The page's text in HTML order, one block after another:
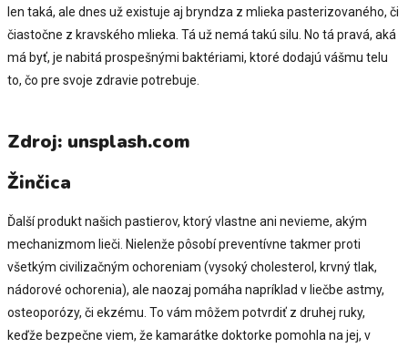
len taká, ale dnes už existuje aj bryndza z mlieka pasterizovaného, či
čiastočne z kravského mlieka. Tá už nemá takú silu. No tá pravá, aká
má byť, je nabitá prospešnými baktériami, ktoré dodajú vášmu telu
to, čo pre svoje zdravie potrebuje.
Zdroj: unsplash.com
Žinčica
Ďalší produkt našich pastierov, ktorý vlastne ani nevieme, akým
mechanizmom lieči. Nielenže pôsobí preventívne takmer proti
všetkým civilizačným ochoreniam (vysoký cholesterol, krvný tlak,
nádorové ochorenia), ale naozaj pomáha napríklad v liečbe astmy,
osteoporózy, či ekzému. To vám môžem potvrdiť z druhej ruky,
keďže bezpečne viem, že kamarátke doktorke pomohla na jej, v